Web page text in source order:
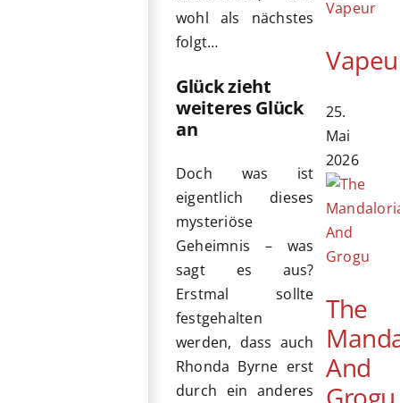
wohl als nächstes
folgt…
Glück zieht
weiteres Glück
an
Doch was ist
eigentlich dieses
mysteriöse
Geheimnis – was
sagt es aus?
Erstmal sollte
festgehalten
werden, dass auch
Rhonda Byrne erst
durch ein anderes
25.
Mai
2026
The
And